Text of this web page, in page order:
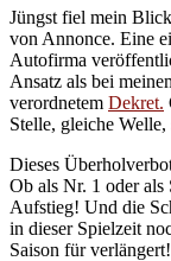
Jüngst fiel mein
von Annonce. Eine
Autofirma
Ansatz als bei
verordnetem Dekret.
Stelle, gleiche Welle,
Dieses
Ob als Nr. 1 oder
Aufstieg! Und die
in dieser Spielzeit
Saison für verlängert!